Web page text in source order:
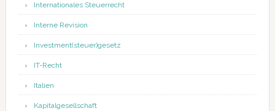
Internationales Steuerrecht
Interne Revision
Investment(steuer)gesetz
IT-Recht
Italien
Kapitalgesellschaft